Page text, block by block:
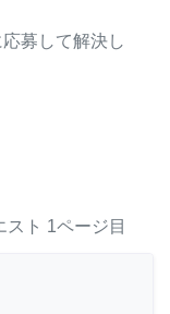
募して解決し
スト 1ページ目